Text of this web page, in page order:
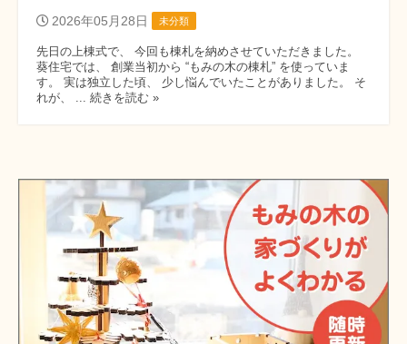
2026年05月28日 未分類
先日の上棟式で、 今回も棟札を納めさせていただきました。
葵住宅では、 創業当初から “もみの木の棟札” を使っていま
す。 実は独立した頃、 少し悩んでいたことがありました。 そ
れが、 ... 続きを読む »